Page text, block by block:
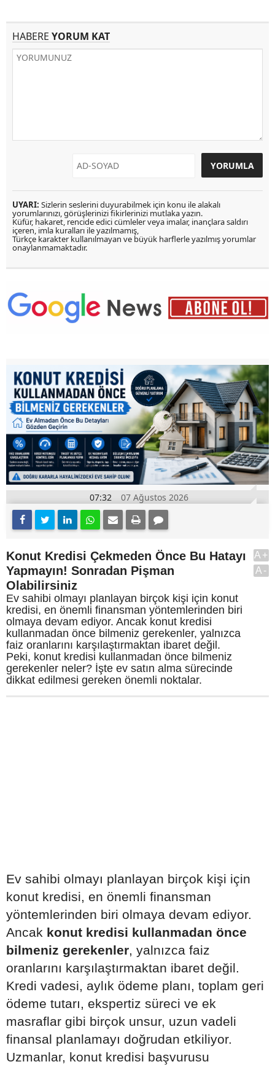
HABERE YORUM KAT
UYARI: Sizlerin seslerini duyurabilmek için konu ile alakalı
yorumlarınızı, görüşlerinizi fikirlerinizi mutlaka yazın.
Küfür, hakaret, rencide edici cümleler veya imalar, inançlara saldırı
içeren, imla kuralları ile yazılmamış,
Türkçe karakter kullanılmayan ve büyük harflerle yazılmış yorumlar
onaylanmamaktadır.
07:32 07 Ağustos 2026
Konut Kredisi Çekmeden Önce Bu Hatayı
Yapmayın! Sonradan Pişman
Olabilirsiniz
Ev sahibi olmayı planlayan birçok kişi için konut
kredisi, en önemli finansman yöntemlerinden biri
olmaya devam ediyor. Ancak konut kredisi
kullanmadan önce bilmeniz gerekenler, yalnızca
faiz oranlarını karşılaştırmaktan ibaret değil.
Peki, konut kredisi kullanmadan önce bilmeniz
gerekenler neler? İşte ev satın alma sürecinde
dikkat edilmesi gereken önemli noktalar.
A+
A-
Ev sahibi olmayı planlayan birçok kişi için
konut kredisi, en önemli finansman
yöntemlerinden biri olmaya devam ediyor.
Ancak konut kredisi kullanmadan önce
bilmeniz gerekenler, yalnızca faiz
oranlarını karşılaştırmaktan ibaret değil.
Kredi vadesi, aylık ödeme planı, toplam geri
ödeme tutarı, ekspertiz süreci ve ek
masraflar gibi birçok unsur, uzun vadeli
finansal planlamayı doğrudan etkiliyor.
Uzmanlar, konut kredisi başvurusu